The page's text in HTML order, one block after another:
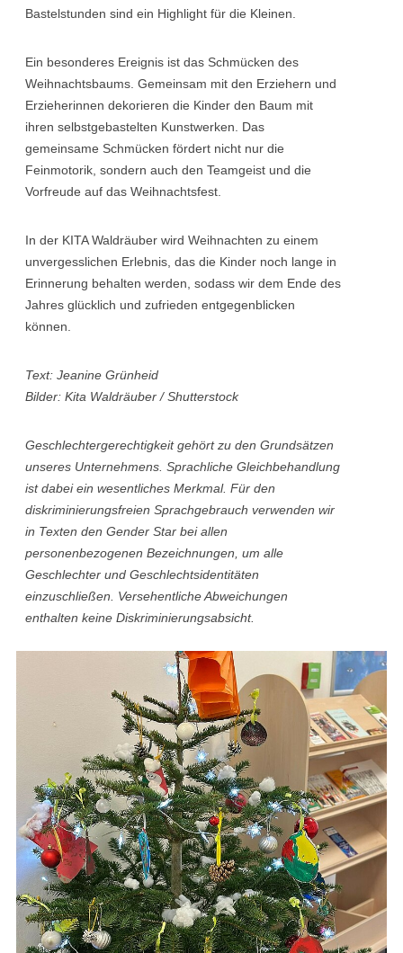
Bastelstunden sind ein Highlight für die Kleinen.
Ein besonderes Ereignis ist das Schmücken des
Weihnachtsbaums. Gemeinsam mit den Erziehern und
Erzieherinnen dekorieren die Kinder den Baum mit
ihren selbstgebastelten Kunstwerken. Das
gemeinsame Schmücken fördert nicht nur die
Feinmotorik, sondern auch den Teamgeist und die
Vorfreude auf das Weihnachtsfest.
In der KITA Waldräuber wird Weihnachten zu einem
unvergesslichen Erlebnis, das die Kinder noch lange in
Erinnerung behalten werden, sodass wir dem Ende des
Jahres glücklich und zufrieden entgegenblicken
können.
Text: Jeanine Grünheid
Bilder: Kita Waldräuber / Shutterstock
Geschlechtergerechtigkeit gehört zu den Grundsätzen
unseres Unternehmens. Sprachliche Gleichbehandlung
ist dabei ein wesentliches Merkmal. Für den
diskriminierungsfreien Sprachgebrauch verwenden wir
in Texten den Gender Star bei allen
personenbezogenen Bezeichnungen, um alle
Geschlechter und Geschlechtsidentitäten
einzuschließen. Versehentliche Abweichungen
enthalten keine Diskriminierungsabsicht.